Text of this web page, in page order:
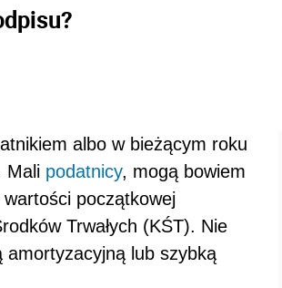
albo w bieżącym roku
Mali podatnicy, mogą bowiem
początkowej
Trwałych (KŚT). Nie
amortyzacyjną lub szybką